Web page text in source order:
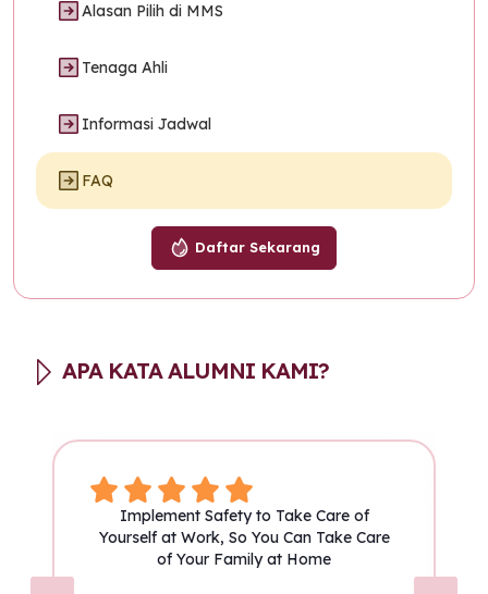
Alasan Pilih di MMS
Tenaga Ahli
Informasi Jadwal
FAQ
Daftar Sekarang
APA KATA ALUMNI KAMI?
Implement Safety to Take Care of
Yourself at Work, So You Can Take Care
of Your Family at Home